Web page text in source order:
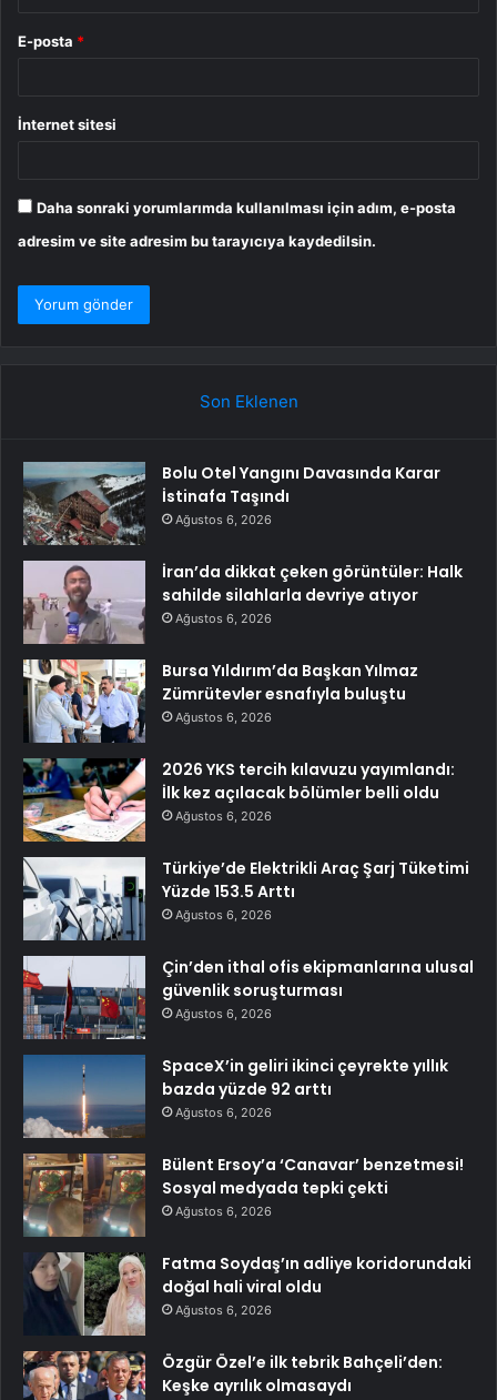
E-posta *
İnternet sitesi
Daha sonraki yorumlarımda kullanılması için adım, e-posta
adresim ve site adresim bu tarayıcıya kaydedilsin.
Son Eklenen
Bolu Otel Yangını Davasında Karar
İstinafa Taşındı
Ağustos 6, 2026
İran’da dikkat çeken görüntüler: Halk
sahilde silahlarla devriye atıyor
Ağustos 6, 2026
Bursa Yıldırım’da Başkan Yılmaz
Zümrütevler esnafıyla buluştu
Ağustos 6, 2026
2026 YKS tercih kılavuzu yayımlandı:
İlk kez açılacak bölümler belli oldu
Ağustos 6, 2026
Türkiye’de Elektrikli Araç Şarj Tüketimi
Yüzde 153.5 Arttı
Ağustos 6, 2026
Çin’den ithal ofis ekipmanlarına ulusal
güvenlik soruşturması
Ağustos 6, 2026
SpaceX’in geliri ikinci çeyrekte yıllık
bazda yüzde 92 arttı
Ağustos 6, 2026
Bülent Ersoy’a ‘Canavar’ benzetmesi!
Sosyal medyada tepki çekti
Ağustos 6, 2026
Fatma Soydaş’ın adliye koridorundaki
doğal hali viral oldu
Ağustos 6, 2026
Özgür Özel’e ilk tebrik Bahçeli’den:
Keşke ayrılık olmasaydı